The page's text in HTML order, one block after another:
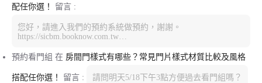
配任你選！
留言 :
您好，請進入我們的預約系統做預約，謝謝。
https://sicbm.booknow.com.tw…
預約看門組 在 房間門樣式有哪些？常見門片樣式材質比較及風格
搭配任你選！ 留言 : 請問明天5/18下午3點方便過去看門組嗎？